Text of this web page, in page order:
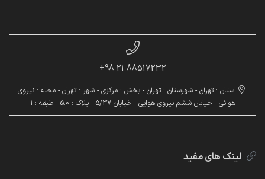
88517232 21 98+
استان : تهران - شهرستان : تهران - بخش : مرکزی - شهر : تهران - محله : نیروی
هوائی - خیابان ششم نیروی هوایی - خیابان 5/37 - پلاک : 5.0 - طبقه : 1
لینک های مفید